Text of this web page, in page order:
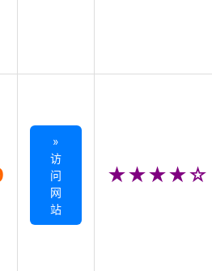
»
访
问
网
站
★★★★☆